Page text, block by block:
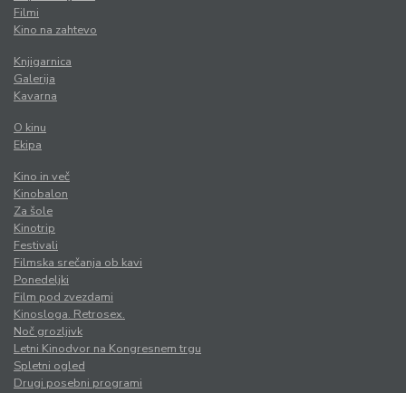
Filmi
Kino na zahtevo
Knjigarnica
Galerija
Kavarna
O kinu
Ekipa
Kino in več
Kinobalon
Za šole
Kinotrip
Festivali
Filmska srečanja ob kavi
Ponedeljki
Film pod zvezdami
Kinosloga. Retrosex.
Noč grozljivk
Letni Kinodvor na Kongresnem trgu
Spletni ogled
Drugi posebni programi